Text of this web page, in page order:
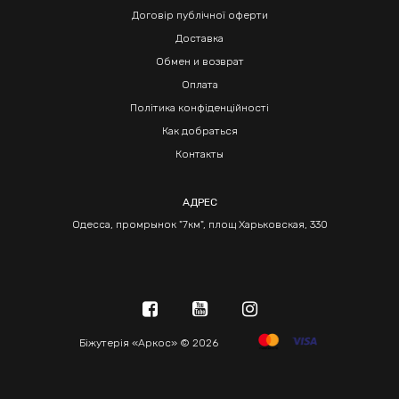
Договір публічної оферти
Доставка
Обмен и возврат
Оплата
Політика конфіденційності
Как добраться
Контакты
АДРЕС
Одесса, промрынок "7км", площ Харьковская, 330
Біжутерія «Аркос» © 2026